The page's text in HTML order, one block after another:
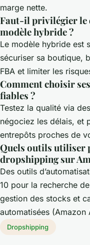
marge nette.
Faut-il privilégier le
modèle hybride ?
Le modèle hybride est
sécuriser sa boutique,
FBA et limiter les
Comment choisir
fiables ?
Testez la qualité via
négociez les délais, et
entrepôts proches de
Quels outils utiliser
dropshipping sur
Des outils
10 pour la recherche
gestion des stocks et
automatisées (Amazon
Dropshipping